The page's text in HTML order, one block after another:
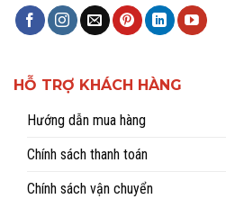
HỖ TRỢ KHÁCH HÀNG
Hướng dẫn mua hàng
Chính sách thanh toán
Chính sách vận chuyển